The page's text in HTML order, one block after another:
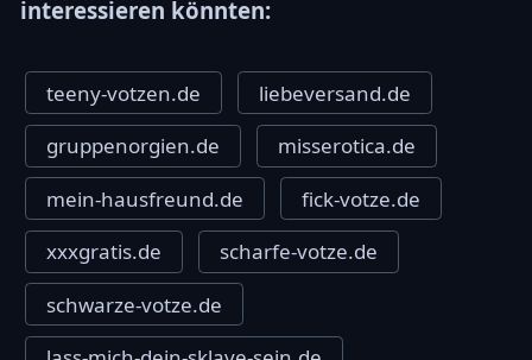
interessieren könnten:
teeny-votzen.de
liebeversand.de
gruppenorgien.de
misserotica.de
mein-hausfreund.de
fick-votze.de
xxxgratis.de
scharfe-votze.de
schwarze-votze.de